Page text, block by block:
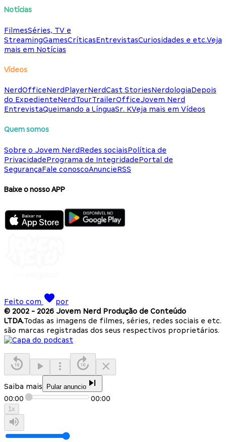
Notícias
FilmesSéries, TV e
StreamingGamesCríticasEntrevistasCuriosidades e etc.Veja
mais em Notícias
Vídeos
NerdOfficeNerdPlayerNerdCast StoriesNerdologiaDepois
do ExpedienteNerdTourTrailerOfficeJovem Nerd
EntrevistaQueimando a LínguaSr. KVeja mais em Vídeos
Quem somos
Sobre o Jovem NerdRedes sociaisPolítica de
PrivacidadePrograma de IntegridadePortal de
SegurançaFale conoscoAnuncieRSS
Baixe o nosso APP
Feito com
por
© 2002 - 2026 Jovem Nerd Produção de Conteúdo
LTDA.Todas as imagens de filmes, séries, redes sociais e etc.
são marcas registradas dos seus respectivos proprietários.
Saiba mais Pular anuncio
00:00 00:00
1x